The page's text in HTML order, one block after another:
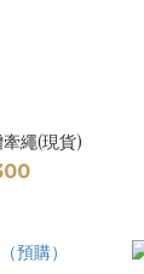
繩(現貨)